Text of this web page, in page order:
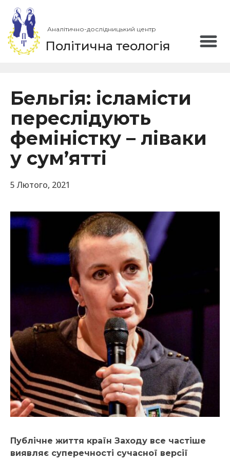
Аналітично-дослідницький центр
Політична теологія
Бельгія: ісламісти
переслідують
феміністку – ліваки
у сум’ятті
5 Лютого, 2021
Публічне життя країн Заходу все частіше
виявляє суперечності сучасної версії